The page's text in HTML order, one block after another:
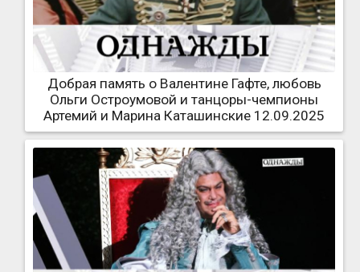
Добрая память о Валентине Гафте, любовь
Ольги Остроумовой и танцоры-чемпионы
Артемий и Марина Каташинские 12.09.2025